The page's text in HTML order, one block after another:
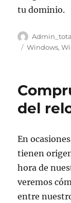
tu dominio.
Autor
Etiquetas
Windows,
del
En
tienen
hora de
veremos
entre